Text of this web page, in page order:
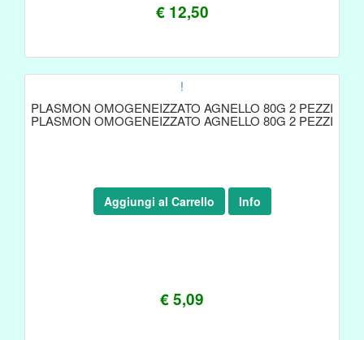
€ 12,50
!
PLASMON OMOGENEIZZATO AGNELLO 80G 2 PEZZI
PLASMON OMOGENEIZZATO AGNELLO 80G 2 PEZZI
€ 5,09
Aggiungi al Carrello Info